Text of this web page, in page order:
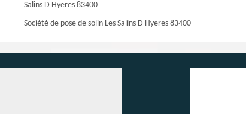
Salins D Hyeres 83400
Société de pose de solin Les Salins D Hyeres 83400